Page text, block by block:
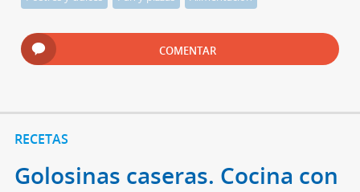
COMENTAR
RECETAS
Golosinas caseras. Cocina con